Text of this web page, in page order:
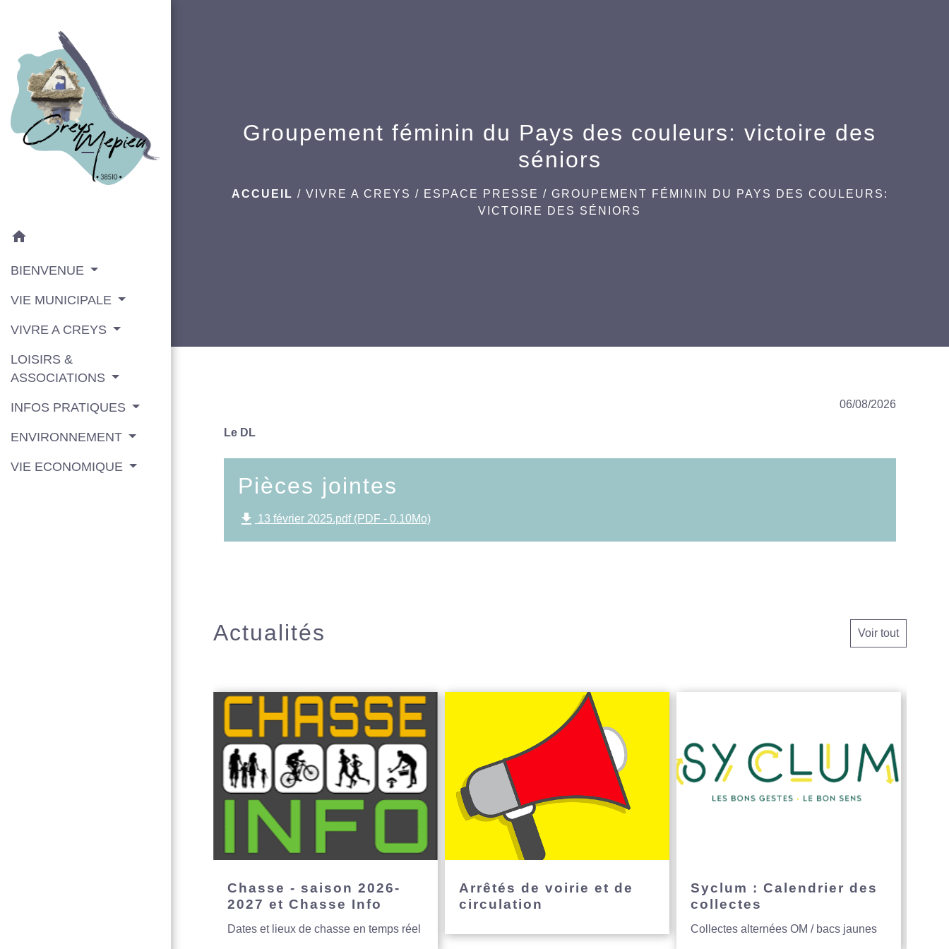
home
BIENVENUE
VIE MUNICIPALE
VIVRE A CREYS
LOISIRS &
ASSOCIATIONS
INFOS PRATIQUES
ENVIRONNEMENT
VIE ECONOMIQUE
Groupement féminin du Pays des couleurs: victoire des
séniors
ACCUEIL / VIVRE A CREYS / ESPACE PRESSE / GROUPEMENT FÉMININ DU PAYS DES COULEURS:
VICTOIRE DES SÉNIORS
06/08/2026
Le DL
Pièces jointes
file_download 13 février 2025.pdf (PDF - 0.10Mo)
Actualités Voir tout
Chasse - saison 2026-
2027 et Chasse Info
Dates et lieux de chasse en temps réel
Arrêtés de voirie et de
circulation
Syclum : Calendrier des
collectes
Collectes alternées OM / bacs jaunes